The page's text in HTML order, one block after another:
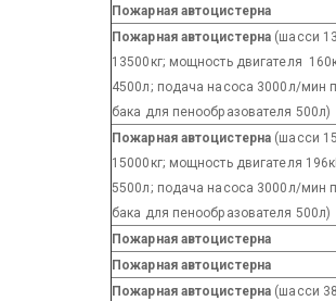
Пожарная автоцистерна
Пожарная автоцистерна (шасси
13500кг; мощность двигателя
4500л; подача насоса 3000л/мин
бака для пенообразователя 500л)
Пожарная автоцистерна (шасси
15000кг; мощность двигателя
5500л; подача насоса 3000л/мин
бака для пенообразователя 500л)
Пожарная автоцистерна
Пожарная автоцистерна
Пожарная автоцистерна (шасси